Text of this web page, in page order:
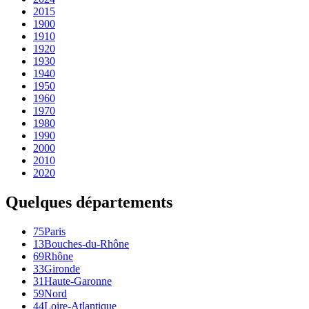
2015
1900
1910
1920
1930
1940
1950
1960
1970
1980
1990
2000
2010
2020
Quelques départements
75Paris
13Bouches-du-Rhône
69Rhône
33Gironde
31Haute-Garonne
59Nord
44Loire-Atlantique